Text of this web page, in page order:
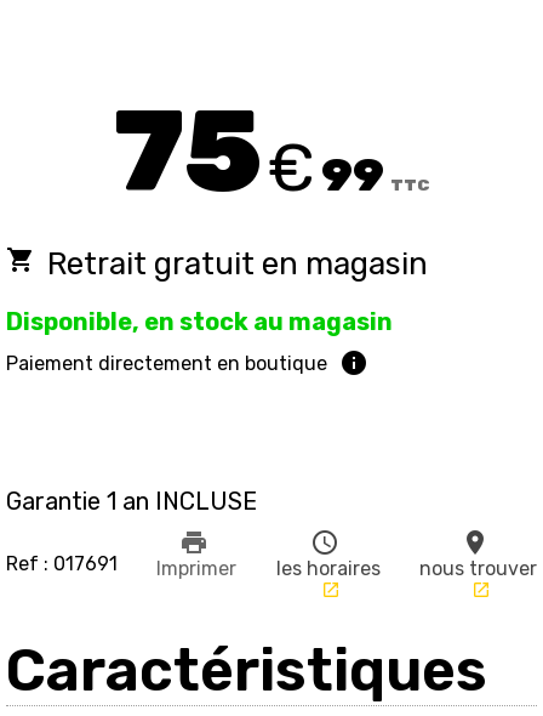
75€ 99 TTC
local_grocery_store Retrait gratuit en magasin
Disponible, en stock au magasin
Paiement directement en boutique info
Garantie 1 an INCLUSE
Ref : 017691
print
Imprimer
schedule
les horaires
launch
place
nous trouver
launch
Caractéristiques